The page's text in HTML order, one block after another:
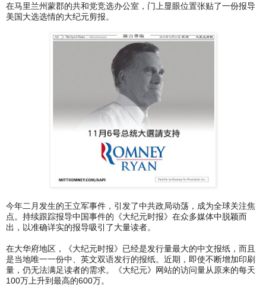
在马里兰州蒙郡的共和党竞选办公室，门上显眼位置张贴了一份报导
美国大选选情的大纪元剪报。
今年二月发生的王立军事件，引发了中共政局动荡，成为全球关注焦
点。持续跟踪报导中国事件的《大纪元时报》在众多媒体中脱颖而
出，以准确详实的报导吸引了大量读者。
在大华府地区，《大纪元时报》已经是发行量最大的中文报纸，而且
是当地唯一一份中、英文双语发行的报纸。近期，即使不断增加印刷
量，仍无法满足读者的需求。《大纪元》网站的访问量从原来的每天
100万上升到最高的600万。